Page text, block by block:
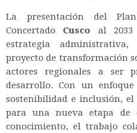
La presentación del
Concertado Cusco al 2033
estrategia
proyecto de transformación
actores regionales a ser
desarrollo. Con un
sostenibilidad e inclusión,
para una nueva etapa de
conocimiento, el trabajo